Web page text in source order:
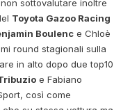
sottovalutare inoltre
Toyota Gazoo Racing
Boulenc e Chloè
round stagionali sulla
in alto dopo due top10
e Fabiano
così come